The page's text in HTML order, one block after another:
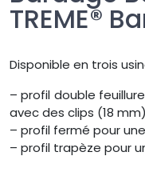
TREME®
Disponible en trois
– profil double
avec des clips (18
– profil fermé pour
– profil trapèze pour